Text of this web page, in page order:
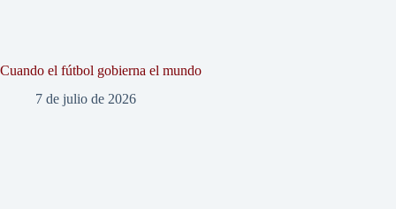
Cuando el fútbol gobierna el mundo
7 de julio de 2026